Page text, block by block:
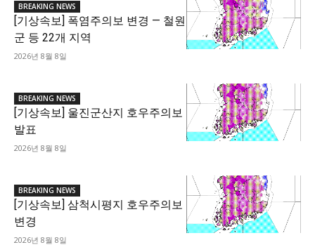
BREAKING NEWS
[기상속보] 폭염주의보 변경 — 철원
군 등 22개 지역
2026년 8월 8일
BREAKING NEWS
[기상속보] 울진군산지 호우주의보
발표
2026년 8월 8일
BREAKING NEWS
[기상속보] 삼척시평지 호우주의보
변경
2026년 8월 8일